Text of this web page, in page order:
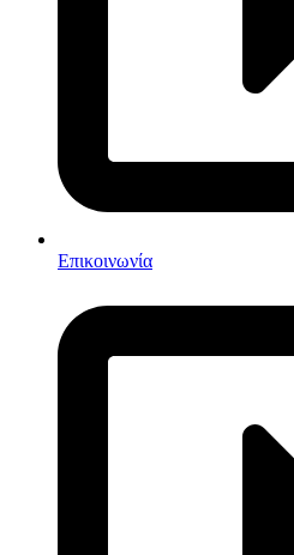
Επικοινωνία